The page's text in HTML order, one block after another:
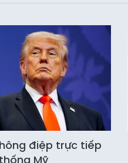
điệp trực tiếp
Mỹ